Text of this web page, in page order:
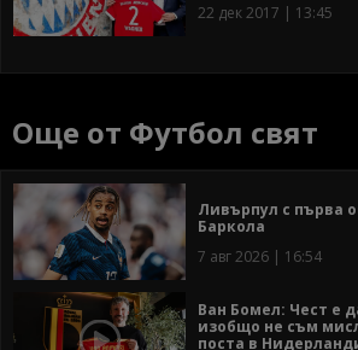
22 дек 2017 | 13:45
Още от Футбол свят
Ливърпул с първа
Баркола
7 авг 2026 | 16:54
Ван Бомел: Чест е
изобщо не съм
поста в